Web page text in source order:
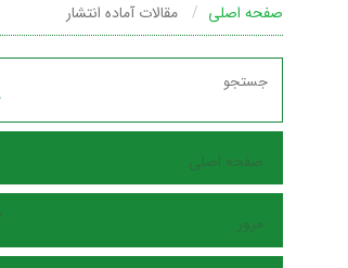
صفحه اصلی مقالات آماده انتشار
صفحه اصلی
مرور